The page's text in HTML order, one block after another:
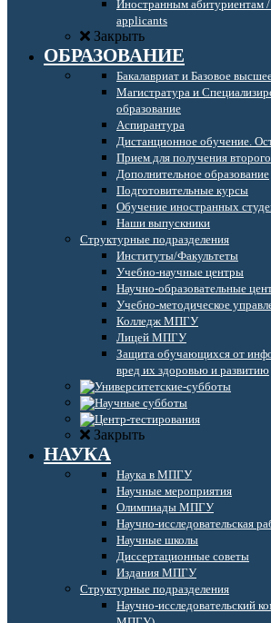
Иностранным абитуриентам
applicants
Закрыть
ОБРАЗОВАНИЕ
Бакалавриат и Базовое
Магистратура и
образование
Аспирантура
Дистанционное обучение.
Прием для получения
Дополнительное образование
Подготовительные курсы
Обучение иностранных
Наши выпускники
Структурные подразделения
Институты/Факультеты
Учебно-научные центры
Научно-образовательные
Учебно-методическое
Колледж МПГУ
Лицей МПГУ
Защита обучающихся от
вред их здоровью и развитию
Закрыть
НАУКА
Наука в МПГУ
Научные мероприятия
Олимпиады МПГУ
Научно-исследовательская
Научные школы
Диссертационные советы
Издания МПГУ
Структурные подразделения
Научно-исследовательский